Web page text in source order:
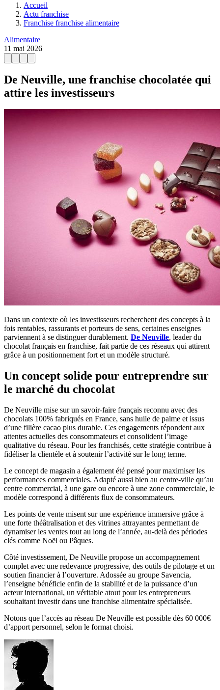
Accueil
Actu franchise
Franchise franchise alimentaire
Alimentaire
11 mai 2026
De Neuville, une franchise chocolatée qui
attire les investisseurs
Dans un contexte où les investisseurs recherchent des concepts à la
fois rentables, rassurants et porteurs de sens, certaines enseignes
parviennent à se distinguer durablement. De Neuville, leader du
chocolat français en franchise, fait partie de ces réseaux qui attirent
grâce à un positionnement fort et un modèle structuré.
Un concept solide pour entreprendre sur
le marché du chocolat
De Neuville mise sur un savoir-faire français reconnu avec des
chocolats 100% fabriqués en France, sans huile de palme et issus
d’une filière cacao plus durable. Ces engagements répondent aux
attentes actuelles des consommateurs et consolident l’image
qualitative du réseau. Pour les franchisés, cette stratégie contribue à
fidéliser la clientèle et à soutenir l’activité sur le long terme.
Le concept de magasin a également été pensé pour maximiser les
performances commerciales. Adapté aussi bien au centre-ville qu’au
centre commercial, à une gare ou encore à une zone commerciale, le
modèle correspond à différents flux de consommateurs.
Les points de vente misent sur une expérience immersive grâce à
une forte théâtralisation et des vitrines attrayantes permettant de
dynamiser les ventes tout au long de l’année, au-delà des périodes
clés comme Noël ou Pâques.
Côté investissement, De Neuville propose un accompagnement
complet avec une redevance progressive, des outils de pilotage et un
soutien financier à l’ouverture. Adossée au groupe Savencia,
l’enseigne bénéficie enfin de la stabilité et de la puissance d’un
acteur international, un véritable atout pour les entrepreneurs
souhaitant investir dans une franchise alimentaire spécialisée.
Notons que l’accès au réseau De Neuville est possible dès 60 000€
d’apport personnel, selon le format choisi.